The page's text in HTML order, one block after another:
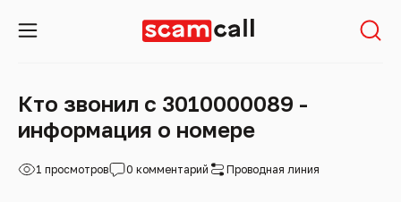
Кто звонил с 3010000089 -
информация о номере
1 просмотров 0 комментарий Проводная линия